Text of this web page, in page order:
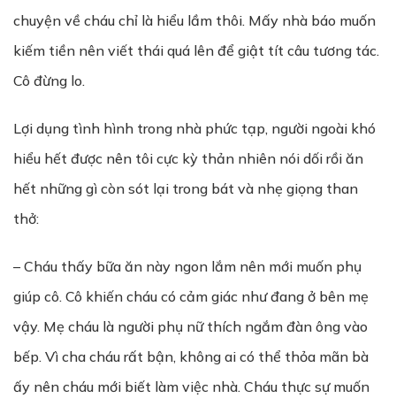
chuyện về cháu chỉ là hiểu lầm thôi. Mấy nhà báo muốn
kiếm tiền nên viết thái quá lên để giật tít câu tương tác.
Cô đừng lo.
Lợi dụng tình hình trong nhà phức tạp, người ngoài khó
hiểu hết được nên tôi cực kỳ thản nhiên nói dối rồi ăn
hết những gì còn sót lại trong bát và nhẹ giọng than
thở:
– Cháu thấy bữa ăn này ngon lắm nên mới muốn phụ
giúp cô. Cô khiến cháu có cảm giác như đang ở bên mẹ
vậy. Mẹ cháu là người phụ nữ thích ngắm đàn ông vào
bếp. Vì cha cháu rất bận, không ai có thể thỏa mãn bà
ấy nên cháu mới biết làm việc nhà. Cháu thực sự muốn